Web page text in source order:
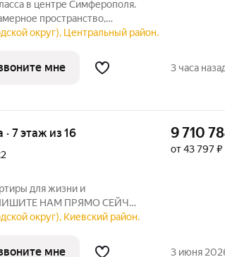
пространство,
в самом сердце
округ), Центральный район.
мне 3 часа
· 7 этаж из 16
для жизни и
НАМ ПРЯМО СЕЙЧАС
ОГРАНИЧЕНО! О
-
9 710
от 43 797 ₽
округ), Киевский район.
мне 3 июня